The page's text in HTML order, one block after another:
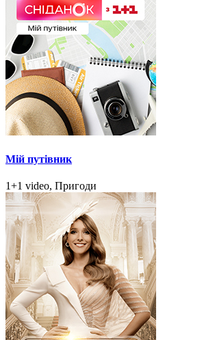
Мій путівник
1+1 video, Пригоди